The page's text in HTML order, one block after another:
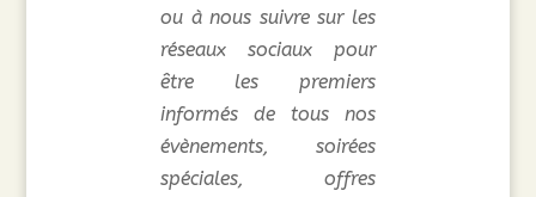
ou à nous suivre sur les
réseaux sociaux pour
être les premiers
informés de tous nos
évènements, soirées
spéciales, offres